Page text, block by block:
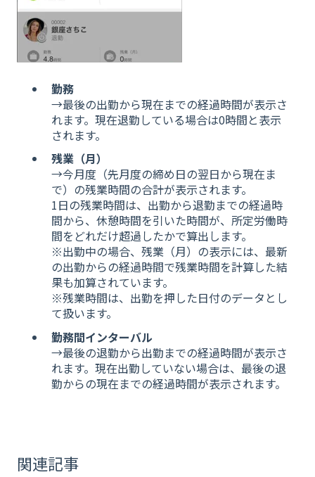
勤務
→最後の出勤から現在までの経過時間が表示さ
れます。現在退勤している場合は0時間と表示
されます。
残業（月）
→今月度（先月度の締め日の翌日から現在ま
で）の残業時間の合計が表示されます。
1日の残業時間は、出勤から退勤までの経過時
間から、休憩時間を引いた時間が、所定労働時
間をどれだけ超過したかで算出します。
※出勤中の場合、残業（月）の表示には、最新
の出勤からの経過時間で残業時間を計算した結
果も加算されています。
※残業時間は、出勤を押した日付のデータとし
て扱います。
勤務間インターバル
→最後の退勤から出勤までの経過時間が表示さ
れます。現在出勤していない場合は、最後の退
勤からの現在までの経過時間が表示されます。
関連記事